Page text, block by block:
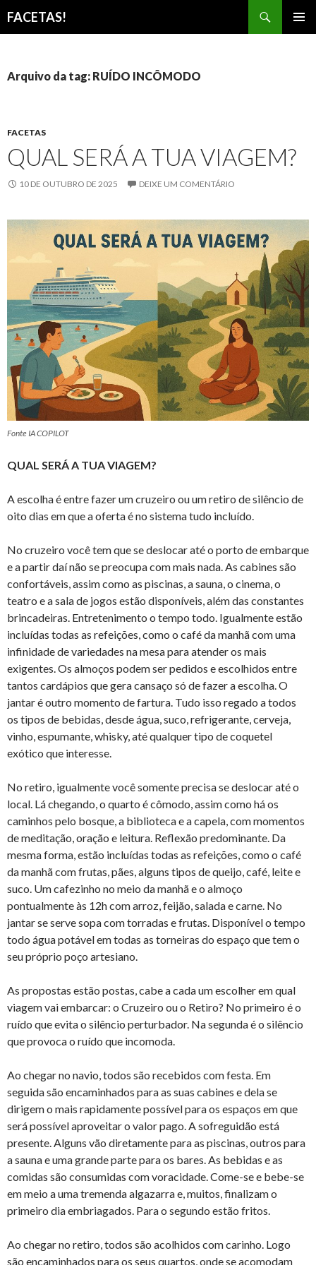
FACETAS!
CONTEÚDO
Arquivo da tag: RUÍDO INCÔMODO
FACETAS
QUAL SERÁ A TUA VIAGEM?
10 DE OUTUBRO DE 2025 DEIXE UM COMENTÁRIO
Fonte IA COPILOT
QUAL SERÁ A TUA VIAGEM?
A escolha é entre fazer um cruzeiro ou um retiro de silêncio de
oito dias em que a oferta é no sistema tudo incluído.
No cruzeiro você tem que se deslocar até o porto de embarque
e a partir daí não se preocupa com mais nada. As cabines são
confortáveis, assim como as piscinas, a sauna, o cinema, o
teatro e a sala de jogos estão disponíveis, além das constantes
brincadeiras. Entretenimento o tempo todo. Igualmente estão
incluídas todas as refeições, como o café da manhã com uma
infinidade de variedades na mesa para atender os mais
exigentes. Os almoços podem ser pedidos e escolhidos entre
tantos cardápios que gera cansaço só de fazer a escolha. O
jantar é outro momento de fartura. Tudo isso regado a todos
os tipos de bebidas, desde água, suco, refrigerante, cerveja,
vinho, espumante, whisky, até qualquer tipo de coquetel
exótico que interesse.
No retiro, igualmente você somente precisa se deslocar até o
local. Lá chegando, o quarto é cômodo, assim como há os
caminhos pelo bosque, a biblioteca e a capela, com momentos
de meditação, oração e leitura. Reflexão predominante. Da
mesma forma, estão incluídas todas as refeições, como o café
da manhã com frutas, pães, alguns tipos de queijo, café, leite e
suco. Um cafezinho no meio da manhã e o almoço
pontualmente às 12h com arroz, feijão, salada e carne. No
jantar se serve sopa com torradas e frutas. Disponível o tempo
todo água potável em todas as torneiras do espaço que tem o
seu próprio poço artesiano.
As propostas estão postas, cabe a cada um escolher em qual
viagem vai embarcar: o Cruzeiro ou o Retiro? No primeiro é o
ruído que evita o silêncio perturbador. Na segunda é o silêncio
que provoca o ruído que incomoda.
Ao chegar no navio, todos são recebidos com festa. Em
seguida são encaminhados para as suas cabines e dela se
dirigem o mais rapidamente possível para os espaços em que
será possível aproveitar o valor pago. A sofreguidão está
presente. Alguns vão diretamente para as piscinas, outros para
a sauna e uma grande parte para os bares. As bebidas e as
comidas são consumidas com voracidade. Come-se e bebe-se
em meio a uma tremenda algazarra e, muitos, finalizam o
primeiro dia embriagados. Para o segundo estão fritos.
Ao chegar no retiro, todos são acolhidos com carinho. Logo
são encaminhados para os seus quartos, onde se acomodam